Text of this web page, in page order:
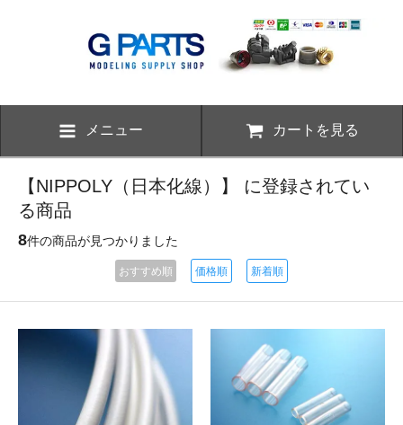
メニュー カートを見る
【NIPPOLY（日本化線）】 に登録されてい
る商品
8件の商品が見つかりました
おすすめ順 価格順 新着順